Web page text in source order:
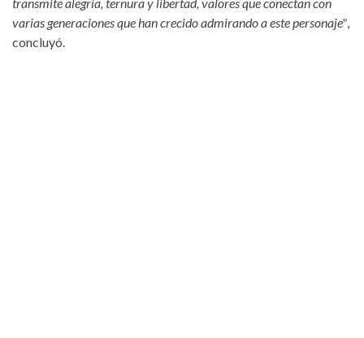
varias generaciones que han crecido admirando a este personaje",
concluyó.